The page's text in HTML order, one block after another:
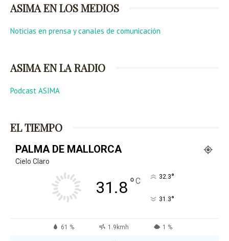
ASIMA EN LOS MEDIOS
Noticias en prensa y canales de comunicación
ASIMA EN LA RADIO
Podcast ASIMA
EL TIEMPO
PALMA DE MALLORCA
Cielo Claro
31.8°C 32.3°
31.3°
61 % 1.9kmh 1 %